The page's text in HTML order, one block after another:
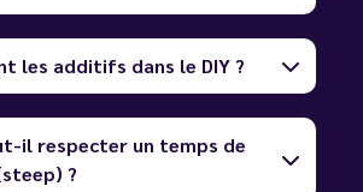
les additifs dans le DIY ?
il respecter un temps de
?